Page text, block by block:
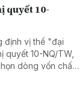
quyết 10-
định vị thế "đại
quyết 10-NQ/TW,
dòng vốn chất